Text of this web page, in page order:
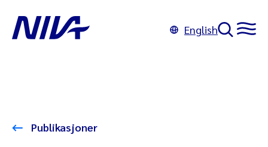
English
Publikasjoner